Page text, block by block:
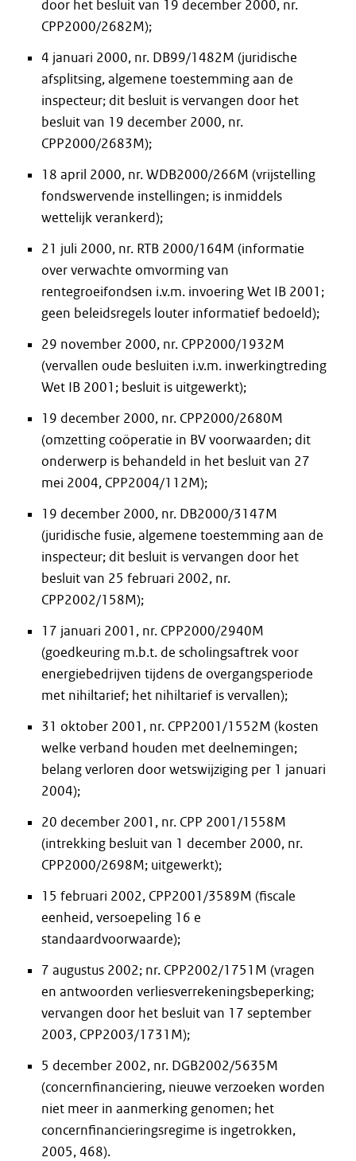
door het besluit van 19 december 2000, nr.
CPP2000/2682M);
4 januari 2000, nr. DB99/1482M (juridische
afsplitsing, algemene toestemming aan de
inspecteur; dit besluit is vervangen door het
besluit van 19 december 2000, nr.
CPP2000/2683M);
18 april 2000, nr. WDB2000/266M (vrijstelling
fondswervende instellingen; is inmiddels
wettelijk verankerd);
21 juli 2000, nr. RTB 2000/164M (informatie
over verwachte omvorming van
rentegroeifondsen i.v.m. invoering Wet IB 2001;
geen beleidsregels louter informatief bedoeld);
29 november 2000, nr. CPP2000/1932M
(vervallen oude besluiten i.v.m. inwerkingtreding
Wet IB 2001; besluit is uitgewerkt);
19 december 2000, nr. CPP2000/2680M
(omzetting coöperatie in BV voorwaarden; dit
onderwerp is behandeld in het besluit van 27
mei 2004, CPP2004/112M);
19 december 2000, nr. DB2000/3147M
(juridische fusie, algemene toestemming aan de
inspecteur; dit besluit is vervangen door het
besluit van 25 februari 2002, nr.
CPP2002/158M);
17 januari 2001, nr. CPP2000/2940M
(goedkeuring m.b.t. de scholingsaftrek voor
energiebedrijven tijdens de overgangsperiode
met nihiltarief; het nihiltarief is vervallen);
31 oktober 2001, nr. CPP2001/1552M (kosten
welke verband houden met deelnemingen;
belang verloren door wetswijziging per 1 januari
2004);
20 december 2001, nr. CPP 2001/1558M
(intrekking besluit van 1 december 2000, nr.
CPP2000/2698M; uitgewerkt);
15 februari 2002, CPP2001/3589M (fiscale
eenheid, versoepeling 16 e
standaardvoorwaarde);
7 augustus 2002; nr. CPP2002/1751M (vragen
en antwoorden verliesverrekeningsbeperking;
vervangen door het besluit van 17 september
2003, CPP2003/1731M);
5 december 2002, nr. DGB2002/5635M
(concernfinanciering, nieuwe verzoeken worden
niet meer in aanmerking genomen; het
concernfinancieringsregime is ingetrokken,
2005, 468).